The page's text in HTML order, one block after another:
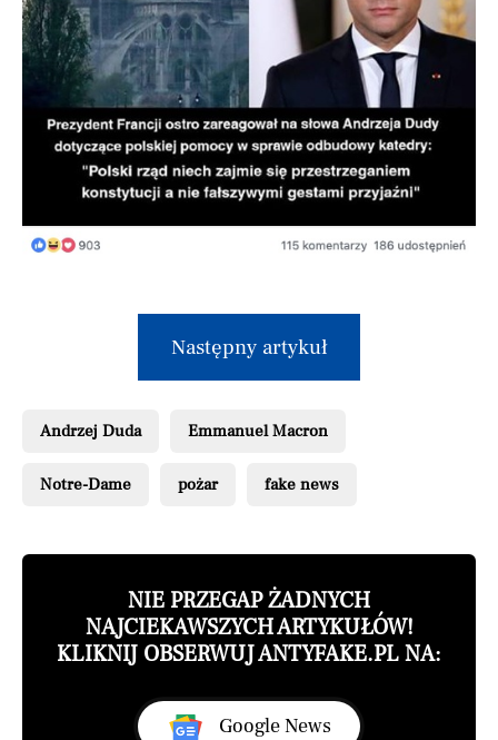
Następny artykuł
Andrzej Duda Emmanuel Macron
Notre-Dame pożar fake news
NIE PRZEGAP ŻADNYCH
NAJCIEKAWSZYCH ARTYKUŁÓW!
KLIKNIJ OBSERWUJ ANTYFAKE.PL NA:
Google News